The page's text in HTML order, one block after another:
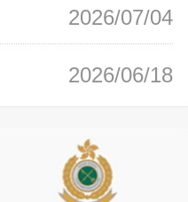
2026/07/04
2026/06/18